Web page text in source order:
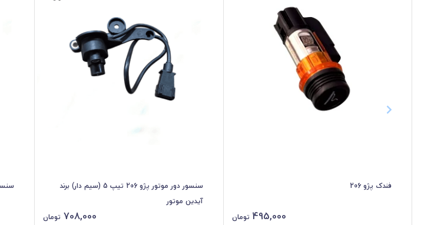
فندک پژو 206
495,000 تومان
سنسور دور موتور پژو 206 تیپ 5 (سیم دار) برند
آیدین موتور
708,000 تومان
سنسور